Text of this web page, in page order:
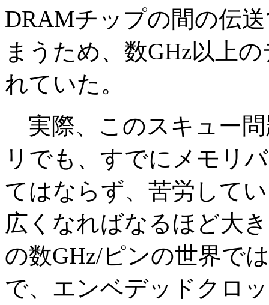
DRAMチップの間の伝
まうため、数GHz以上
れていた。
実際、このスキュー
リでも、すでにメモリ
てはならず、苦労して
広くなればなるほど大
の数GHz/ピンの世界で
で、エンベデッドクロ